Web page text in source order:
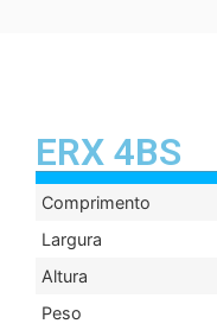
ERX 4BS
Comprimento
Largura
Altura
Peso